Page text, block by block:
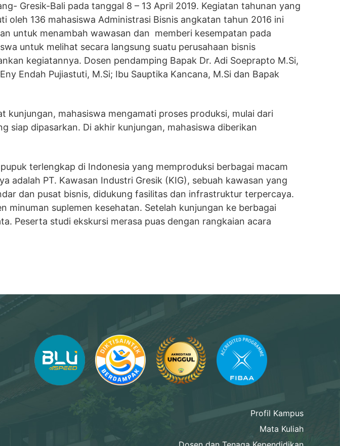
Gresik-Bali pada tanggal 8 – 13 April 2019. Kegiatan tahunan yang
oleh 136 mahasiswa Administrasi Bisnis angkatan tahun 2016 ini
untuk menambah wawasan dan memberi kesempatan pada
untuk melihat secara langsung suatu perusahaan bisnis
kegiatannya. Dosen pendamping Bapak Dr. Adi Soeprapto M.Si,
Endah Pujiastuti, M.Si; Ibu Sauptika Kancana, M.Si dan Bapak
kunjungan, mahasiswa mengamati proses produksi, mulai dari
siap dipasarkan. Di akhir kunjungan, mahasiswa diberikan
terlengkap di Indonesia yang memproduksi berbagai macam
adalah PT. Kawasan Industri Gresik (KIG), sebuah kawasan yang
dan pusat bisnis, didukung fasilitas dan infrastruktur terpercaya.
suplemen kesehatan. Setelah kunjungan ke berbagai
Peserta studi ekskursi merasa puas dengan rangkaian acara
Profil Kampus
Mata Kuliah